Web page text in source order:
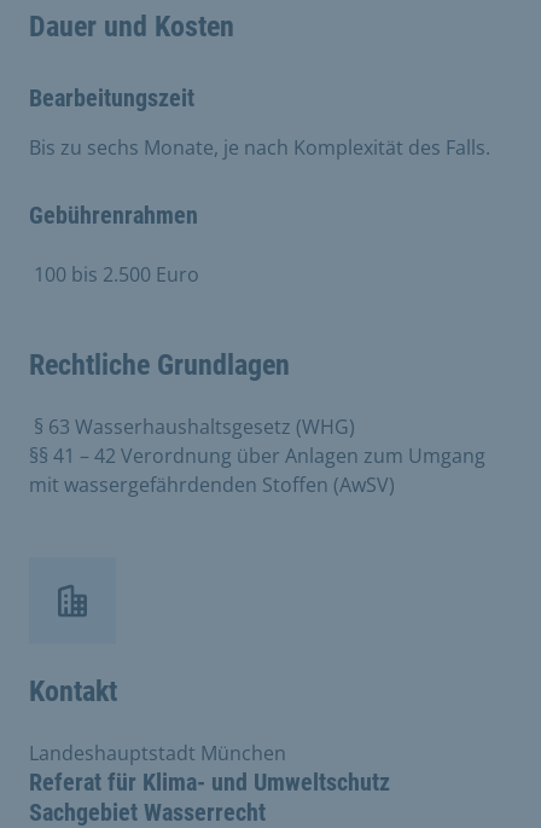
Dauer und Kosten
Bearbeitungszeit
Bis zu sechs Monate, je nach Komplexität des Falls.
Gebührenrahmen
​ 100 bis 2.500 Euro
Rechtliche Grundlagen
​ § 63 Wasserhaushaltsgesetz (WHG)
§§ 41 – 42 Verordnung über Anlagen zum Umgang
mit wassergefährdenden Stoffen (AwSV)
Kontakt
Referat für Klima- und Umweltschutz
Sachgebiet Wasserrecht
Landeshauptstadt München